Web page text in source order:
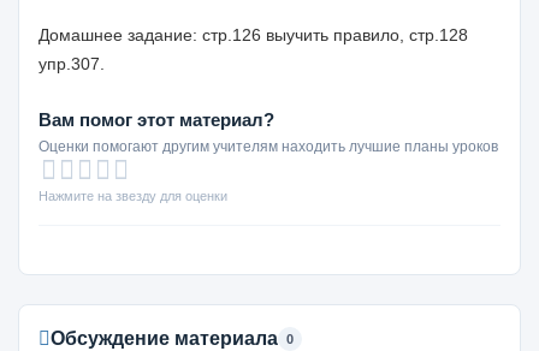
Домашнее задание: стр.126 выучить правило, стр.128
упр.307.
Вам помог этот материал?
Оценки помогают другим учителям находить лучшие планы уроков
Нажмите на звезду для оценки
Обсуждение материала 0